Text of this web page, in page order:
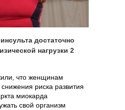
достаточно
нагрузки 2
что женщинам
риска развития
миокарда
свой организм